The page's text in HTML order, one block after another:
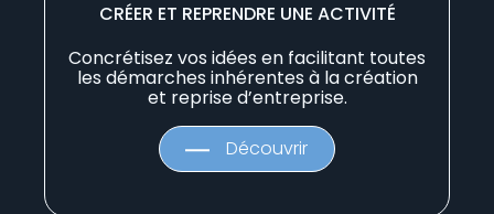
CRÉER ET REPRENDRE UNE ACTIVITÉ
Concrétisez vos idées en facilitant toutes
les démarches inhérentes à la création
et reprise d’entreprise.
Découvrir